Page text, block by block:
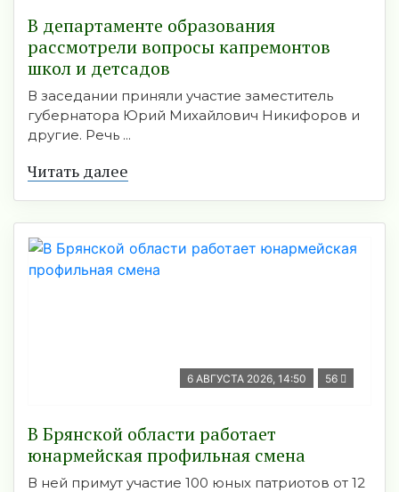
В департаменте образования
рассмотрели вопросы капремонтов
школ и детсадов
В заседании приняли участие заместитель
губернатора Юрий Михайлович Никифоров и
другие. Речь ...
Читать далее
6 АВГУСТА 2026, 14:50 56
В Брянской области работает
юнармейская профильная смена
В ней примут участие 100 юных патриотов от 12